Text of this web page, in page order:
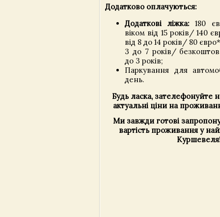
Додатково оплачуються:
Додаткові ліжка: 180
віком від 15 років/ 140
від 8 до 14 років/ 80
3 до 7 років/
до 3 років;
Паркування для
день.
Будь ласка, зателефонуйте
актуальні ціни на
Ми завжди готові
вартість проживання у